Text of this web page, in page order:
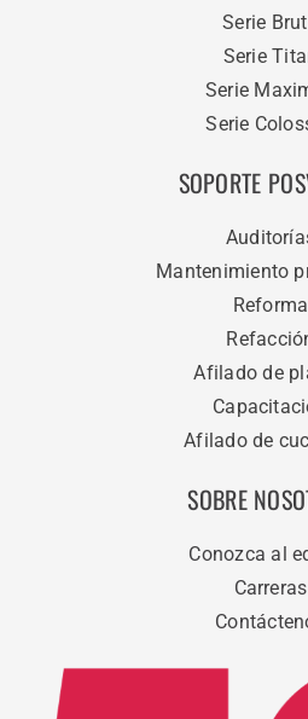
Serie
Serie
Serie
Serie
SOPORTE
Mantenimiento
Reforma
Afilado de
Afilado de
SOBRE
Conozca al
Carreras